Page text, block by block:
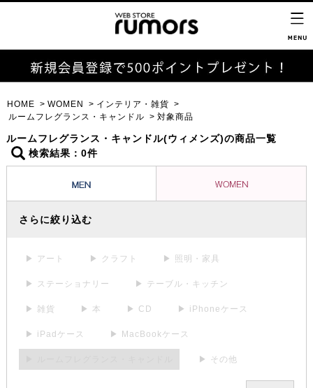
HOME WOMEN
インテリア・雑貨
ルームフレグランス・キャンドル
対象商品
ルームフレグランス・キャンドル(ウィメンズ)の商品一覧
検索結果：0件
さらに絞り込む
▶ アート ▶ クラフト ▶ 照明・家具
▶ ステーショナリー ▶ テーブル・キッチン
▶ 雑貨 ▶ 本 ▶ CD ▶ iPhoneケース
▶ iPadケース ▶ MacBookケース
▶ その他